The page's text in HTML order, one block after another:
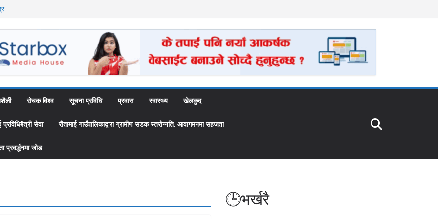
वाटिका’
रोचक विश्व सूचना प्रविधि प्रवास स्वास्थ्य खेलकुद
सेवा रौतामाई गाउँपालिकाद्वारा ग्रामीण सडक स्तरोन्नति, आवागमनमा सहजता
प्रवर्द्धनमा जोड
🕒भर्खरै